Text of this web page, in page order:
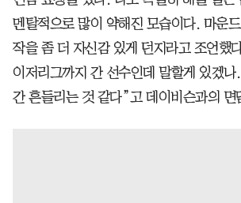
멘탈적으로 많이 약해진 모습이다. 마운
작을 좀 더 자신감 있게 던지라고 조언했
이저리그까지 간 선수인데 말할게 있겠
간 흔들리는 것 같다”고 데이비슨과의 면